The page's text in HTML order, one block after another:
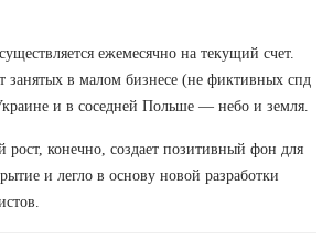
ежемесячно на текущий счет.
занятых в малом бизнесе (не фиктивных спд
и в соседней Польше — небо и земля.
конечно, создает позитивный фон для
и легло в основу новой разработки